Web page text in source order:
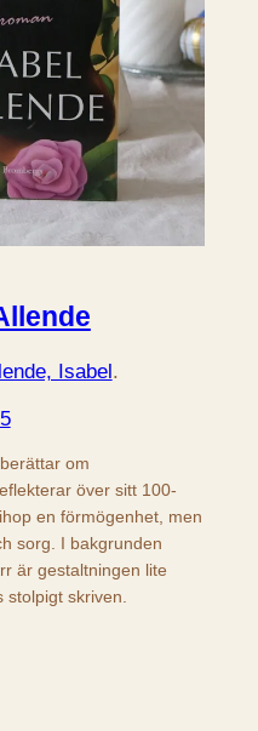
Isabel .
om
över sitt 100-
en förmögenhet, men
sorg. I bakgrunden
är gestaltningen lite
skriven.